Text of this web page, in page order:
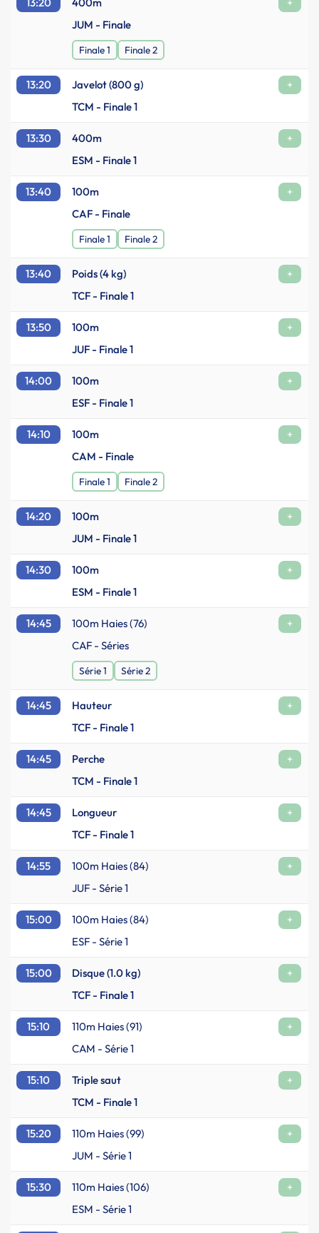
JUM - Finale
Finale 1 Finale 2
13:20 Javelot (800 g)
+
TCM - Finale 1
13:30 400m
+
ESM - Finale 1
13:40 100m
+
CAF - Finale
Finale 1 Finale 2
13:40 Poids (4 kg)
+
TCF - Finale 1
13:50 100m
+
JUF - Finale 1
14:00 100m
+
ESF - Finale 1
14:10 100m
+
CAM - Finale
Finale 1 Finale 2
14:20 100m
+
JUM - Finale 1
14:30 100m
+
ESM - Finale 1
14:45 100m Haies (76)
+
CAF - Séries
Série 1 Série 2
14:45 Hauteur
+
TCF - Finale 1
14:45 Perche
+
TCM - Finale 1
14:45 Longueur
+
TCF - Finale 1
14:55 100m Haies (84)
+
JUF - Série 1
15:00 100m Haies (84)
+
ESF - Série 1
15:00 Disque (1.0 kg)
+
TCF - Finale 1
15:10 110m Haies (91)
+
CAM - Série 1
15:10 Triple saut
+
TCM - Finale 1
15:20 110m Haies (99)
+
JUM - Série 1
15:30 110m Haies (106)
+
ESM - Série 1